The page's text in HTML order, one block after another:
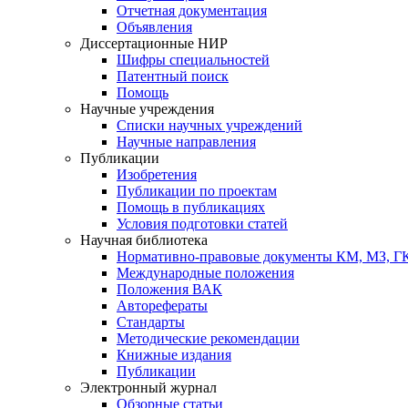
Отчетная документация
Объявления
Диссертационные НИР
Шифры специальностей
Патентный поиск
Помощь
Научные учреждения
Списки научных учреждений
Научные направления
Публикации
Изобретения
Публикации по проектам
Помощь в публикациях
Условия подготовки статей
Научная библиотека
Нормативно-правовые документы КМ, МЗ,
Международные положения
Положения ВАК
Авторефераты
Стандарты
Методические рекомендации
Книжные издания
Публикации
Электронный журнал
Обзорные статьи